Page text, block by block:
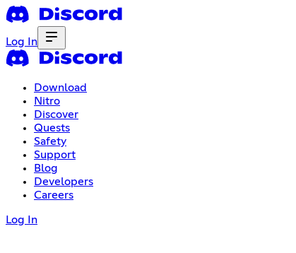
Log In
Download
Nitro
Discover
Quests
Safety
Support
Blog
Developers
Careers
Log In